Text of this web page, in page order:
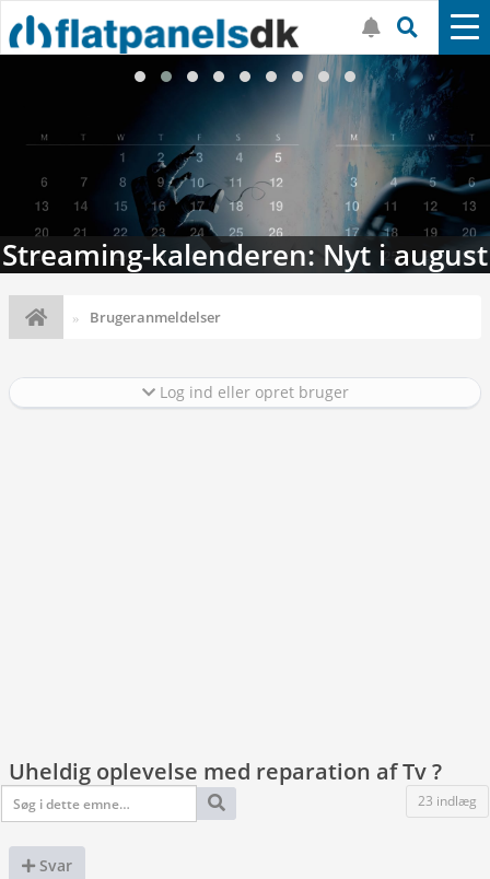
Streaming-kalenderen: Nyt i august
Brugeranmeldelser
Log ind eller opret bruger
Uheldig oplevelse med reparation af Tv ?
23 indlæg
Svar